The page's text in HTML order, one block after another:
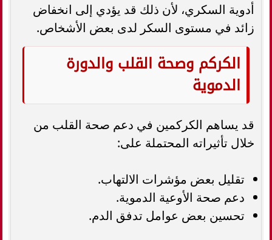
أدوية السكري، لأن ذلك قد يؤدي إلى انخفاض
زائد في مستوى السكر لدى بعض الأشخاص.
الكركم وصحة القلب والدورة
الدموية
قد يساهم الكركمين في دعم صحة القلب من
خلال تأثيراته المحتملة على:
تقليل بعض مؤشرات الالتهاب.
دعم صحة الأوعية الدموية.
تحسين بعض عوامل تدفق الدم.